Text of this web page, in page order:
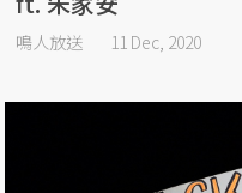
鳴人放送 11 Dec, 2020